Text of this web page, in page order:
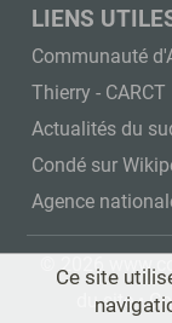
Ce site
LIENS
Communauté
Thierry - CARCT
Actualités du
Condé sur
Agence
© 2026
du site•